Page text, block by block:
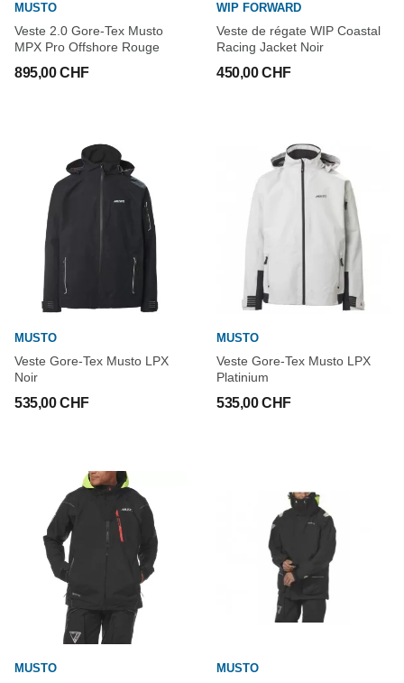
MUSTO
Veste 2.0 Gore-Tex Musto
MPX Pro Offshore Rouge
895,00 CHF
WIP FORWARD
Veste de régate WIP Coastal
Racing Jacket Noir
450,00 CHF
MUSTO
Veste Gore-Tex Musto LPX
Noir
535,00 CHF
MUSTO
Veste Gore-Tex Musto LPX
Platinium
535,00 CHF
MUSTO MUSTO